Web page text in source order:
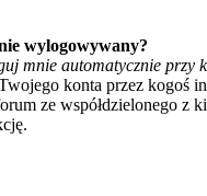
wylogowywany?
mnie automatycznie przy
konta przez kogoś
ze współdzielonego